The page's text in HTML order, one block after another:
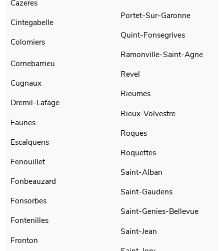
Cazeres
Cintegabelle
Colomiers
Cornebarrieu
Cugnaux
Dremil-Lafage
Eaunes
Escalquens
Fenouillet
Fonbeauzard
Fonsorbes
Fontenilles
Fronton
Portet-Sur-Garonne
Quint-Fonsegrives
Ramonville-Saint-Agne
Revel
Rieumes
Rieux-Volvestre
Roques
Roquettes
Saint-Alban
Saint-Gaudens
Saint-Genies-Bellevue
Saint-Jean